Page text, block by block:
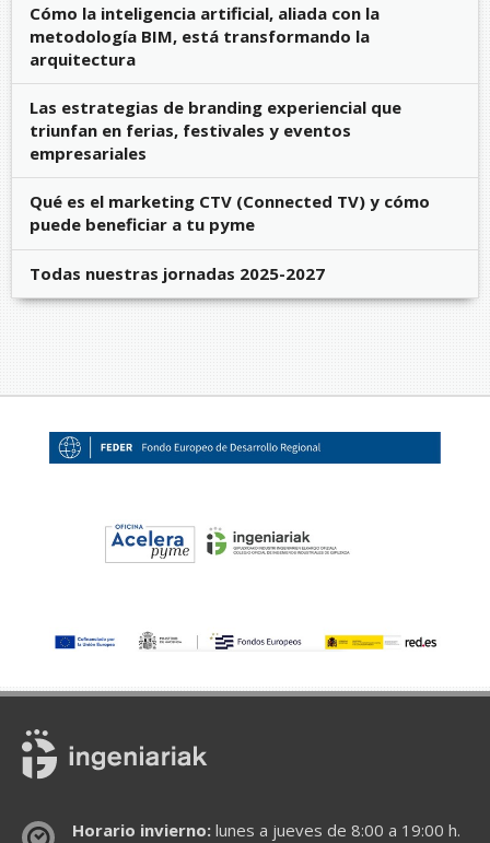
Cómo la inteligencia artificial, aliada con la
metodología BIM, está transformando la
arquitectura
Las estrategias de branding experiencial que
triunfan en ferias, festivales y eventos
empresariales
Qué es el marketing CTV (Connected TV) y cómo
puede beneficiar a tu pyme
Todas nuestras jornadas 2025-2027
Horario invierno:lunes a jueves de 8:00 a 19:00 h.